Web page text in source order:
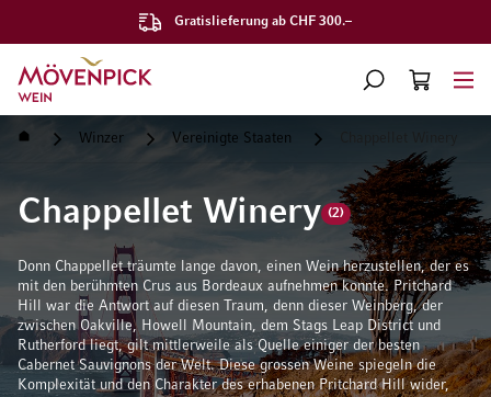
Gratislieferung ab CHF 300.–
Zur Startseite
SUCHE
WARENKORB
Startseite Winzer Vereinigte Staaten
Chappellet Winery (2)
Donn Chappellet träumte lange davon, einen Wein herzustellen, der es
mit den berühmten Crus aus Bordeaux aufnehmen konnte. Pritchard
Hill war die Antwort auf diesen Traum, denn dieser Weinberg, der
zwischen Oakville, Howell Mountain, dem Stags Leap District und
Rutherford liegt, gilt mittlerweile als Quelle einiger der besten
Cabernet Sauvignons der Welt. Diese grossen Weine spiegeln die
Komplexität und den Charakter des erhabenen Pritchard Hill wider,